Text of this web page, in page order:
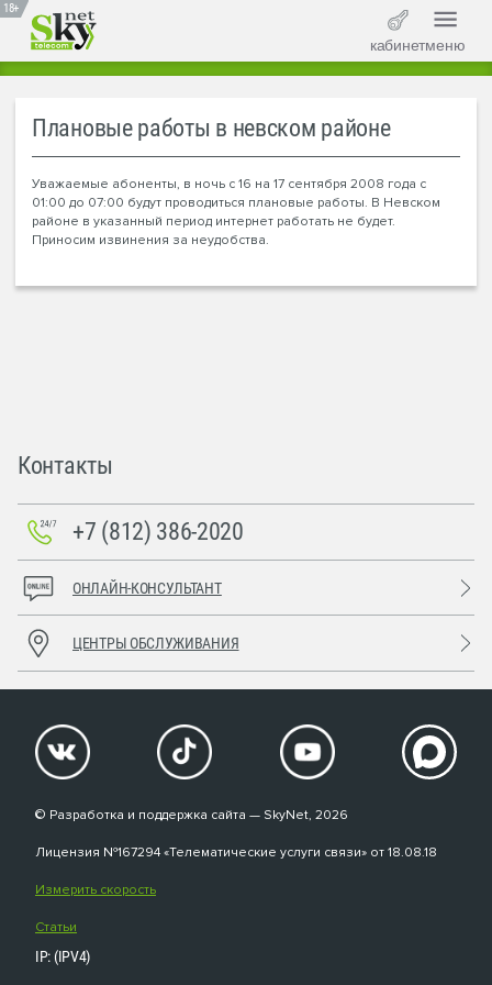
18+
кабинетменю
Плановые работы в невском районе
Уважаемые абоненты, в ночь с 16 на 17 сентября 2008 года с
01:00 до 07:00 будут проводиться плановые работы. В Невском
районе в указанный период интернет работать не будет.
Приносим извинения за неудобства.
Контакты
+7 (812) 386-2020
ОНЛАЙН-КОНСУЛЬТАНТ
ЦЕНТРЫ ОБСЛУЖИВАНИЯ
© Разработка и поддержка сайта — SkyNet, 2026
Лицензия №167294 «Телематические услуги связи» от 18.08.18
Измерить скорость
Статьи
IP: (IPV4)